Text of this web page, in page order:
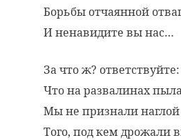
Борьбы отчаянной
И ненавидите вы нас…
За что ж?
Что на развалинах
Мы не признали
Того, под кем дрожали